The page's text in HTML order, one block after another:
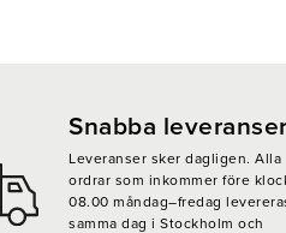
Snabba leveranser
Leveranser sker dagligen. Alla
ordrar som inkommer före
08.00 måndag–fredag
samma dag i Stockholm och